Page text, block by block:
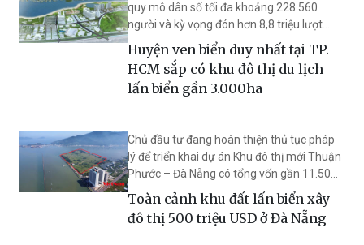
quy mô dân số tối đa khoảng 228.560
người và kỳ vọng đón hơn 8,8 triệu lượt
khách du lịch mỗi năm.
Huyện ven biển duy nhất tại TP.
HCM sắp có khu đô thị du lịch
lấn biển gần 3.000ha
Chủ đầu tư đang hoàn thiện thủ tục pháp
lý để triển khai dự án Khu đô thị mới Thuận
Phước – Đà Nẵng có tổng vốn gần 11.500
tỷ đồng (tương đương 500 triệu USD) sau
thời gian dài được giao đất.
Toàn cảnh khu đất lấn biển xây
đô thị 500 triệu USD ở Đà Nẵng